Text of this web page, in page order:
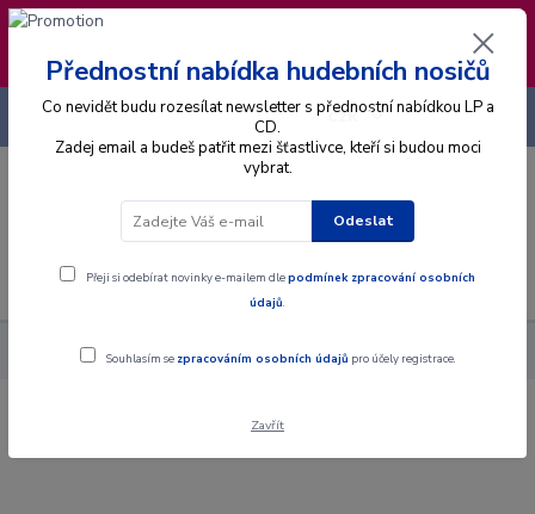
❣️ Od 4.8. do 13.8. čerpám dovolenou. Datum
expedice objednávek se posouvá na pátek
14.8.2026 🐋
Menu
CZK
+420 725 736 293
Alba Gramodesky Various - San Remo '84 - LP / Vinyl
Various - San Remo '84 - LP / Vinyl
Přednostní nabídka hudebních nosičů
Co nevidět budu rozesílat newsletter s přednostní nabídkou LP a
CD.
Zadej email a budeš patřit mezi šťastlivce, kteří si budou moci
vybrat.
Odeslat
Přeji si odebírat novinky e-mailem dlepodmínek zpracování osobních
údajů.
Souhlasím se zpracováním osobních údajů pro účely registrace.
Zavřít